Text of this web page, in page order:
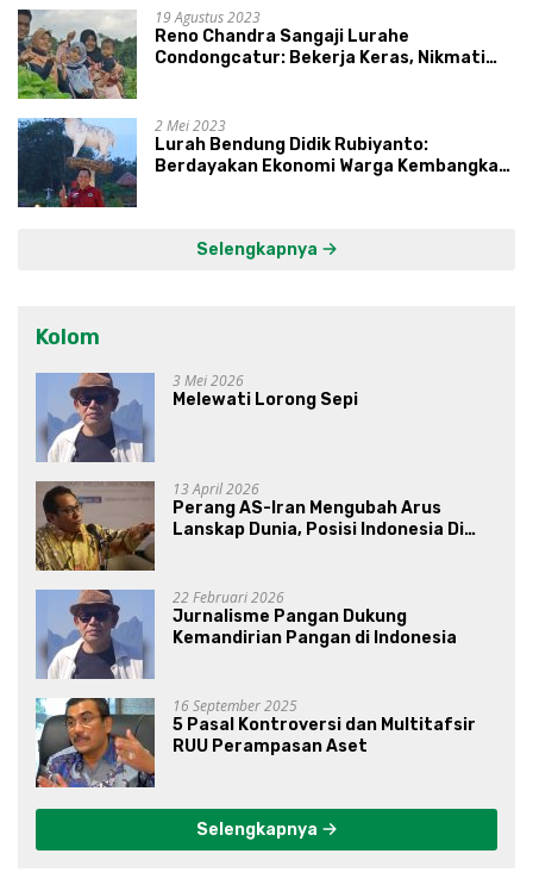
19 Agustus 2023
Reno Chandra Sangaji Lurahe
Condongcatur: Bekerja Keras, Nikmati
2 Mei 2023
Lurah Bendung Didik Rubiyanto:
Berdayakan Ekonomi Warga Kembangkan
Selengkapnya
Kolom
3 Mei 2026
Melewati Lorong Sepi
13 April 2026
Perang AS-Iran Mengubah Arus
Lanskap Dunia, Posisi Indonesia Di
22 Februari 2026
Jurnalisme Pangan Dukung
Kemandirian Pangan di Indonesia
16 September 2025
5 Pasal Kontroversi dan Multitafsir
RUU Perampasan Aset
Selengkapnya